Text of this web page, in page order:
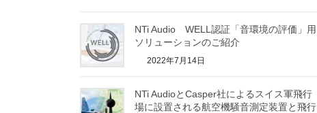
NTi Audio WELL認証「音環境の評価」用
ソリューションのご紹介
2022年7月14日
NTi AudioとCasper社によるスイス軍飛行
場に設置される航空機騒音測定装置と飛行